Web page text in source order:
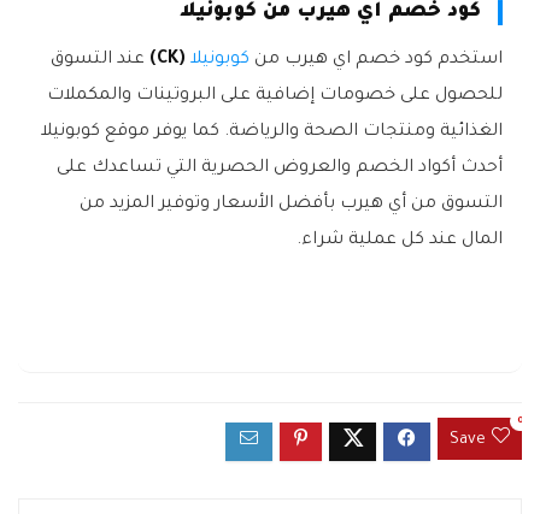
كود خصم اي هيرب من كوبونيلا
استخدم كود خصم اي هيرب من كوبونيلا (CK)
عند التسوق
للحصول على خصومات إضافية على البروتينات والمكملات
الغذائية ومنتجات الصحة والرياضة. كما يوفر موقع كوبونيلا
أحدث أكواد الخصم والعروض الحصرية التي تساعدك على
التسوق من أي هيرب بأفضل الأسعار وتوفير المزيد من
المال عند كل عملية شراء.
Save
0